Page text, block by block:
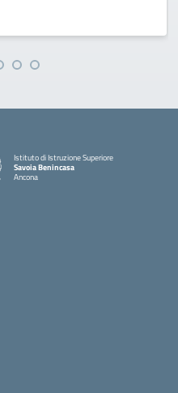
Istituto di Istruzione Superiore
Savoia Benincasa
Ancona